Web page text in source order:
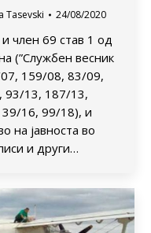
Tasevski 24/08/2020
член 69 став 1 од
(”Службен весник
159/08, 83/09,
93/13, 187/13,
16, 99/18), и
на јавноста во
и други…